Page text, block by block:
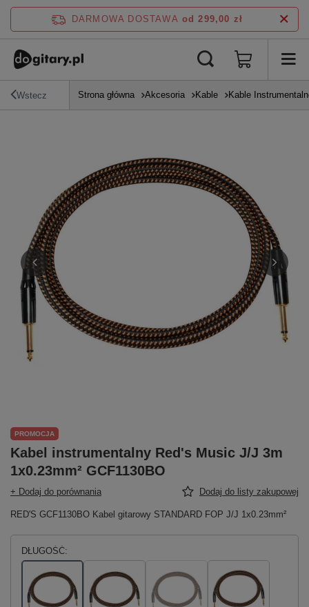
DARMOWA DOSTAWA od 299,00 zł
Wstecz Strona główna Akcesoria Kable Kable
PROMOCJA
Kabel instrumentalny Red's Music J/J 3m
1x0.23mm² GCF1130BO
+ Dodaj do porównania Dodaj do listy zakupowej
RED'S GCF1130BO Kabel gitarowy STANDARD FOP J/J 1x0.23mm²
DŁUGOŚĆ